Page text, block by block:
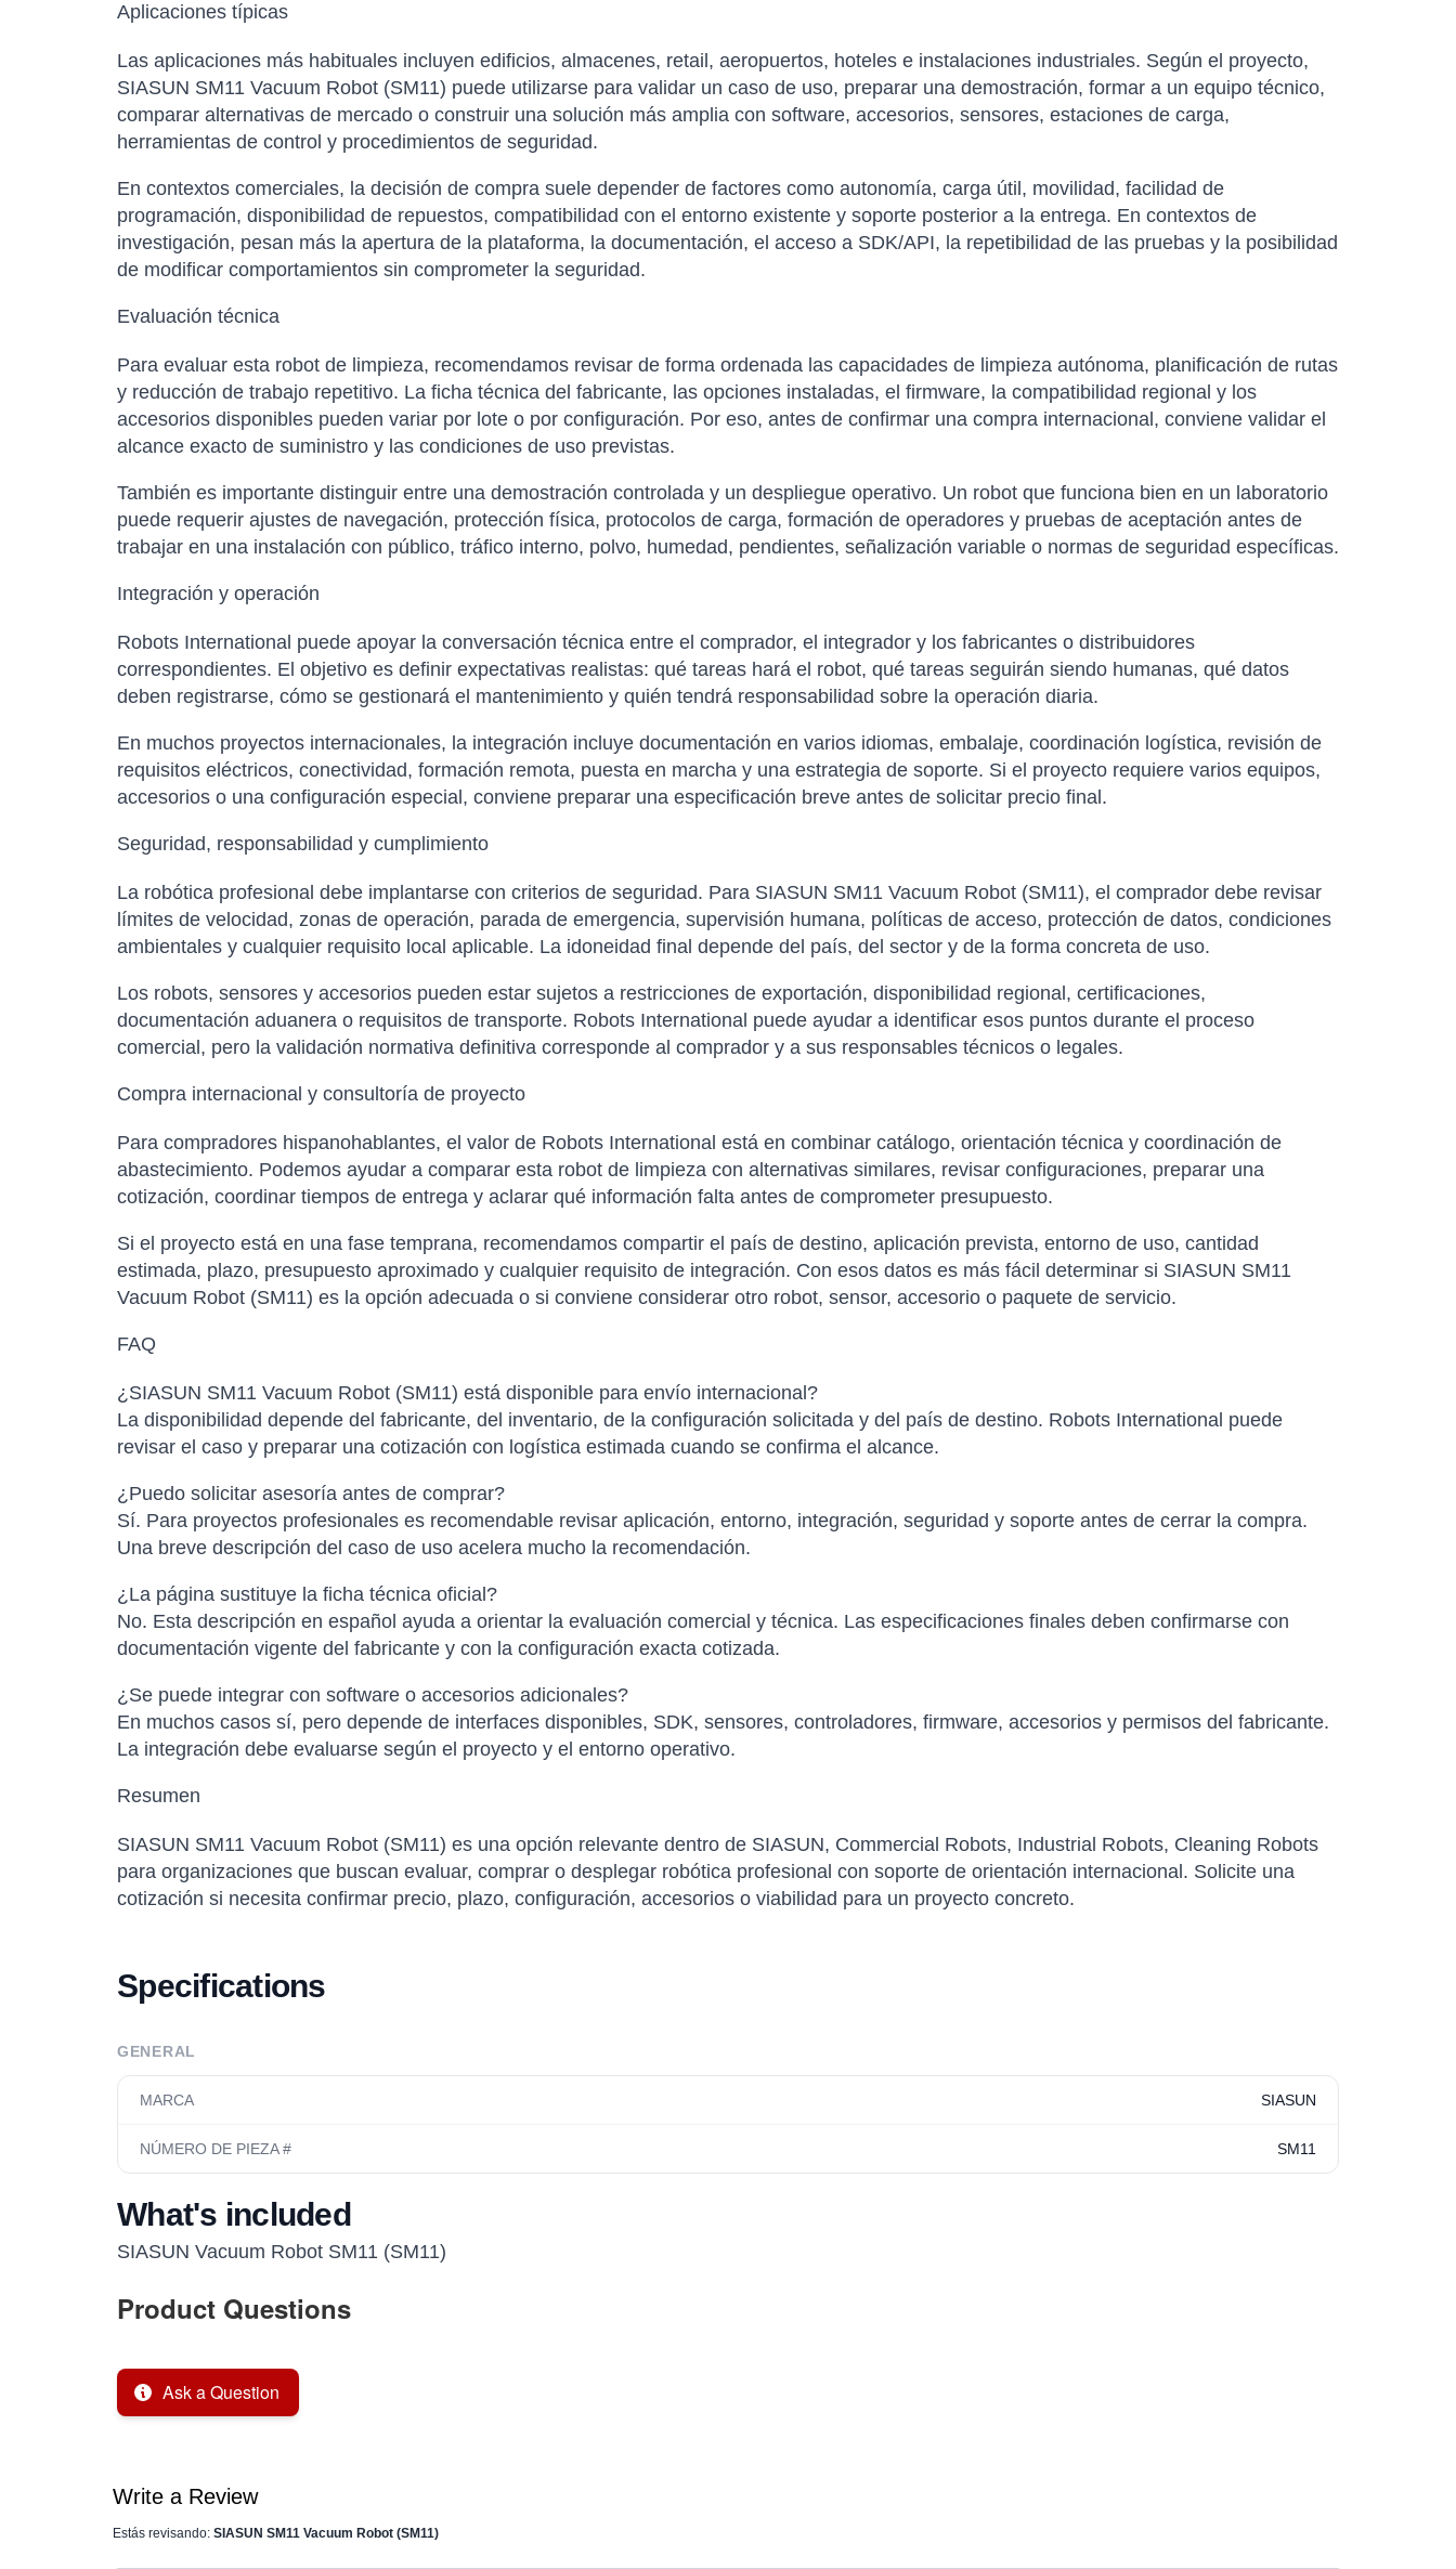
Aplicaciones típicas
Las aplicaciones más habituales incluyen edificios, almacenes, retail, aeropuertos, hoteles e instalaciones industriales. Según el proyecto,
SIASUN SM11 Vacuum Robot (SM11) puede utilizarse para validar un caso de uso, preparar una demostración, formar a un equipo técnico,
comparar alternativas de mercado o construir una solución más amplia con software, accesorios, sensores, estaciones de carga,
herramientas de control y procedimientos de seguridad.
En contextos comerciales, la decisión de compra suele depender de factores como autonomía, carga útil, movilidad, facilidad de
programación, disponibilidad de repuestos, compatibilidad con el entorno existente y soporte posterior a la entrega. En contextos de
investigación, pesan más la apertura de la plataforma, la documentación, el acceso a SDK/API, la repetibilidad de las pruebas y la posibilidad
de modificar comportamientos sin comprometer la seguridad.
Evaluación técnica
Para evaluar esta robot de limpieza, recomendamos revisar de forma ordenada las capacidades de limpieza autónoma, planificación de rutas
y reducción de trabajo repetitivo. La ficha técnica del fabricante, las opciones instaladas, el firmware, la compatibilidad regional y los
accesorios disponibles pueden variar por lote o por configuración. Por eso, antes de confirmar una compra internacional, conviene validar el
alcance exacto de suministro y las condiciones de uso previstas.
También es importante distinguir entre una demostración controlada y un despliegue operativo. Un robot que funciona bien en un laboratorio
puede requerir ajustes de navegación, protección física, protocolos de carga, formación de operadores y pruebas de aceptación antes de
trabajar en una instalación con público, tráfico interno, polvo, humedad, pendientes, señalización variable o normas de seguridad específicas.
Integración y operación
Robots International puede apoyar la conversación técnica entre el comprador, el integrador y los fabricantes o distribuidores
correspondientes. El objetivo es definir expectativas realistas: qué tareas hará el robot, qué tareas seguirán siendo humanas, qué datos
deben registrarse, cómo se gestionará el mantenimiento y quién tendrá responsabilidad sobre la operación diaria.
En muchos proyectos internacionales, la integración incluye documentación en varios idiomas, embalaje, coordinación logística, revisión de
requisitos eléctricos, conectividad, formación remota, puesta en marcha y una estrategia de soporte. Si el proyecto requiere varios equipos,
accesorios o una configuración especial, conviene preparar una especificación breve antes de solicitar precio final.
Seguridad, responsabilidad y cumplimiento
La robótica profesional debe implantarse con criterios de seguridad. Para SIASUN SM11 Vacuum Robot (SM11), el comprador debe revisar
límites de velocidad, zonas de operación, parada de emergencia, supervisión humana, políticas de acceso, protección de datos, condiciones
ambientales y cualquier requisito local aplicable. La idoneidad final depende del país, del sector y de la forma concreta de uso.
Los robots, sensores y accesorios pueden estar sujetos a restricciones de exportación, disponibilidad regional, certificaciones,
documentación aduanera o requisitos de transporte. Robots International puede ayudar a identificar esos puntos durante el proceso
comercial, pero la validación normativa definitiva corresponde al comprador y a sus responsables técnicos o legales.
Compra internacional y consultoría de proyecto
Para compradores hispanohablantes, el valor de Robots International está en combinar catálogo, orientación técnica y coordinación de
abastecimiento. Podemos ayudar a comparar esta robot de limpieza con alternativas similares, revisar configuraciones, preparar una
cotización, coordinar tiempos de entrega y aclarar qué información falta antes de comprometer presupuesto.
Si el proyecto está en una fase temprana, recomendamos compartir el país de destino, aplicación prevista, entorno de uso, cantidad
estimada, plazo, presupuesto aproximado y cualquier requisito de integración. Con esos datos es más fácil determinar si SIASUN SM11
Vacuum Robot (SM11) es la opción adecuada o si conviene considerar otro robot, sensor, accesorio o paquete de servicio.
FAQ
¿SIASUN SM11 Vacuum Robot (SM11) está disponible para envío internacional?
La disponibilidad depende del fabricante, del inventario, de la configuración solicitada y del país de destino. Robots International puede
revisar el caso y preparar una cotización con logística estimada cuando se confirma el alcance.
¿Puedo solicitar asesoría antes de comprar?
Sí. Para proyectos profesionales es recomendable revisar aplicación, entorno, integración, seguridad y soporte antes de cerrar la compra.
Una breve descripción del caso de uso acelera mucho la recomendación.
¿La página sustituye la ficha técnica oficial?
No. Esta descripción en español ayuda a orientar la evaluación comercial y técnica. Las especificaciones finales deben confirmarse con
documentación vigente del fabricante y con la configuración exacta cotizada.
¿Se puede integrar con software o accesorios adicionales?
En muchos casos sí, pero depende de interfaces disponibles, SDK, sensores, controladores, firmware, accesorios y permisos del fabricante.
La integración debe evaluarse según el proyecto y el entorno operativo.
Resumen
SIASUN SM11 Vacuum Robot (SM11) es una opción relevante dentro de SIASUN, Commercial Robots, Industrial Robots, Cleaning Robots
para organizaciones que buscan evaluar, comprar o desplegar robótica profesional con soporte de orientación internacional. Solicite una
cotización si necesita confirmar precio, plazo, configuración, accesorios o viabilidad para un proyecto concreto.
Specifications
GENERAL
MARCA SIASUN
NÚMERO DE PIEZA # SM11
What's included
SIASUN Vacuum Robot SM11 (SM11)
Product Questions
Ask a Question
Write a Review
Estás revisando: SIASUN SM11 Vacuum Robot (SM11)